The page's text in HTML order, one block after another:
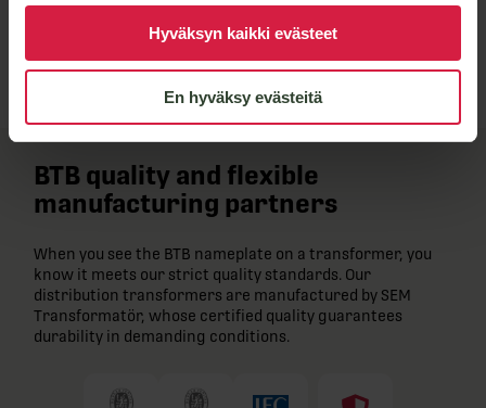
Hyväksyn kaikki evästeet
En hyväksy evästeitä
Lähetä viesti
BTB quality and flexible
manufacturing partners
When you see the BTB nameplate on a transformer, you
know it meets our strict quality standards. Our
distribution transformers are manufactured by SEM
Transformatör, whose certified quality guarantees
durability in demanding conditions.